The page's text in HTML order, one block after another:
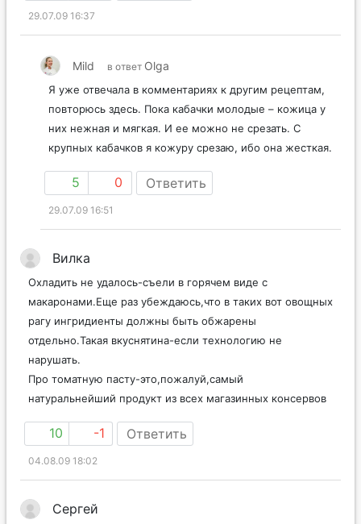
29.07.09 16:37
Mild в ответ Olga
Я уже отвечала в комментариях к другим рецептам,
повторюсь здесь. Пока кабачки молодые – кожица у
них нежная и мягкая. И ее можно не срезать. С
крупных кабачков я кожуру срезаю, ибо она жесткая.
5 0 Ответить
29.07.09 16:51
Вилка
Охладить не удалось-съели в горячем виде с
макаронами.Еще раз убеждаюсь,что в таких вот овощных
рагу ингридиенты должны быть обжарены
отдельно.Такая вкуснятина-если технологию не
нарушать.
Про томатную пасту-это,пожалуй,самый
натуральнейший продукт из всех магазинных консервов
10 -1 Ответить
04.08.09 18:02
Сергей